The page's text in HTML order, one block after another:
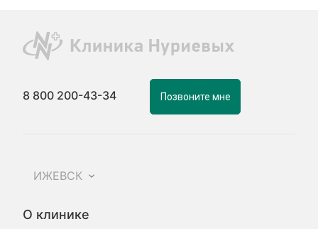
8 800 200-43-34 Позвоните мне
ИЖЕВСК
О клинике